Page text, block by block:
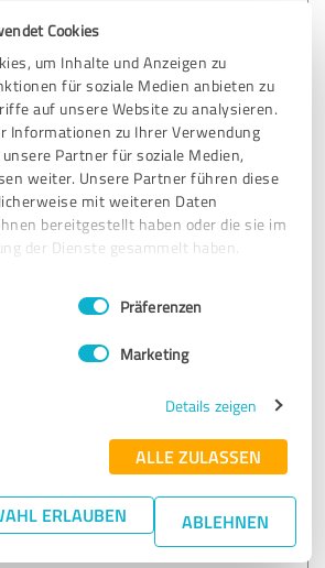
Cookies
um Inhalte und Anzeigen zu
für soziale Medien anbieten zu
auf unsere Website zu analysieren.
Informationen zu Ihrer Verwendung
Partner für soziale Medien,
weiter. Unsere Partner führen diese
mit weiteren Daten
bereitgestellt haben oder die sie im
der Dienste gesammelt haben.
Präferenzen
Marketing
Details zeigen
ALLE ZULASSEN
ERLAUBEN ABLEHNEN
Empfehlung
und sehr professionelle
nach jemanden gesucht, die
ist und meine Webseite so
bin. In meinem Beruf ist es sehr
und echte Eindruck von mir
Feedback wie schön meine neue
mich Marina in den nächsten Jahren
aus vollem Herzen zu 100%
& Bewertung zu:
& Webdesign